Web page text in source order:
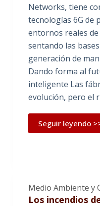
Networks, tiene
tecnologías 6G de
entornos reales
sentando las
generación de
Dando forma al
inteligente Las
evolución, pero el
Seguir leyendo
Medio Ambiente y
Los incendios